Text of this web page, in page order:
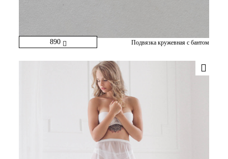
890 Подвязка кружевная с бантом